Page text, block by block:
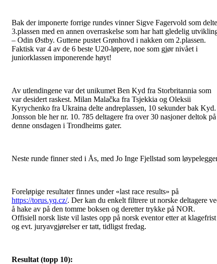
Bak der imponerte forrige rundes vinner Sigve Fagervold som delte
3.plassen med en annen overraskelse som har hatt gledelig
– Odin Østby. Guttene pustet Grønhovd i nakken om 2.plassen.
Faktisk var 4 av de 6 beste U20-løpere, noe som gjør nivået i
juniorklassen imponerende høyt!
Av utlendingene var det unikumet Ben Kyd fra Storbritannia som
var desidert raskest. Milan Malačka fra Tsjekkia og Oleksii
Kyrychenko fra Ukraina delte andreplassen, 10 sekunder bak Kyd.
Jonsson ble her nr. 10. 785 deltagere fra over 30 nasjoner deltok på
denne onsdagen i Trondheims gater.
Neste runde finner sted i Ås, med Jo Inge Fjellstad som
Foreløpige resultater finnes under «last race results» på
https://torus.yq.cz/. Der kan du enkelt filtrere ut norske deltagere
å hake av på den tomme boksen og deretter trykke på NOR.
Offisiell norsk liste vil lastes opp på norsk eventor etter at klagefrist
og evt. juryavgjørelser er tatt, tidligst fredag.
Resultat (topp 10):